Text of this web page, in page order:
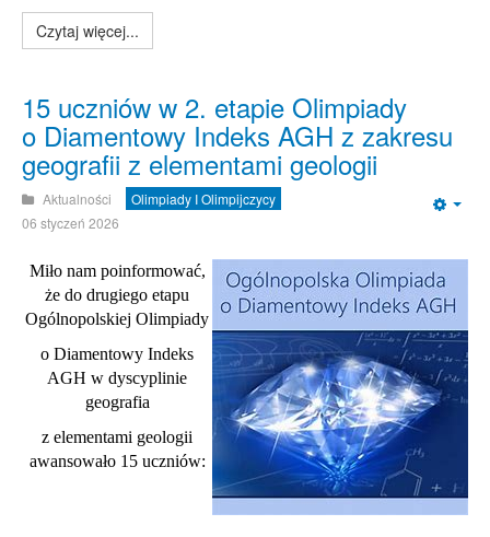
Czytaj więcej...
15 uczniów w 2. etapie Olimpiady
o Diamentowy Indeks AGH z zakresu
geografii z elementami geologii
Aktualności
Olimpiady I Olimpijczycy
06 styczeń 2026
Miło nam poinformować,
że do drugiego etapu
Ogólnopolskiej Olimpiady
o Diamentowy Indeks
AGH w dyscyplinie
geografia
z elementami geologii
awansowało 15 uczniów: